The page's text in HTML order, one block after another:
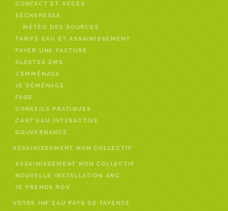
CONTACT ET ACCÈS
SÈCHERESSE
MÉTÉO DES SOURCES
TARIFS EAU ET ASSAINISSEMENT
PAYER UNE FACTURE
ALERTES SMS
J’EMMÉNAGE
JE DÉMÉNAGE
FAQS
CONSEILS PRATIQUES
CART’EAU INTERACTIVE
GOUVERNANCE
ASSAINISSEMENT NON COLLECTIF
ASSAINISSEMENT NON COLLECTIF
NOUVELLE INSTALLATION ANC
JE PRENDS RDV
VOTRE INF’EAU PAYS DE FAYENCE